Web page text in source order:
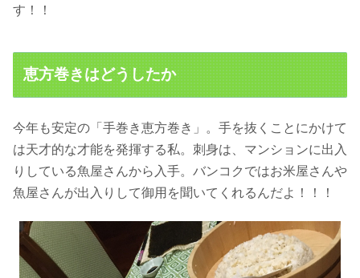
す！！
恵方巻きはどうしたか
今年も安定の「手巻き恵方巻き」。手を抜くことにかけて
は天才的な才能を発揮する私。刺身は、マンションに出入
りしている魚屋さんから入手。バンコクではお米屋さんや
魚屋さんが出入りして御用を聞いてくれるんだよ！！！